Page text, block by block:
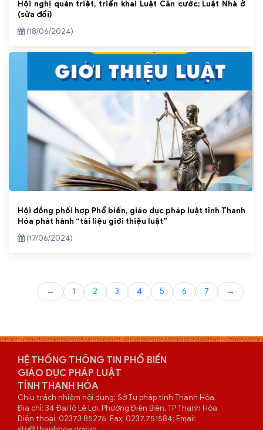
Hội nghị quán triệt, triển khai Luật Căn cước; Luật Nhà ở
(sửa đổi)
(18/06/2024)
Hội đồng phối hợp Phổ biến, giáo dục pháp luật tỉnh Thanh
Hóa phát hành “tài liệu giới thiệu luật”
(17/06/2024)
← 1 2 3 4 5 6 7 →
HỆ THỐNG THÔNG TIN PHỔ BIẾN
GIÁO DỤC PHÁP LUẬT
TỈNH THANH HÓA
Chịu trách nhiệm nội dung: Sở Tư pháp tỉnh Thanh Hóa.
Địa chỉ: 34 Đại lộ Lê Lợi, Phường Điện Biên, TP Thanh Hóa
Điện thoại: 02373 85276; Fax: 0237.751584; Email: